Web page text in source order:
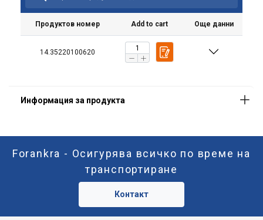
Продуктов номер Add to cart Още данни
14.35220100620
Forankra - Осигурява всичко по време на
транспортиране
Контакт
Таргетиране Функционалност
ПРИЕМЕТЕ ВСИЧКИ
ОТХВЪРЛЕТЕ ВСИЧКИ